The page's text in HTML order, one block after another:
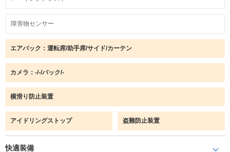
障害物センサー
エアバック：運転席/助手席/サイド/カーテン
カメラ：-/-/バック/-
横滑り防止装置
アイドリングストップ 盗難防止装置
快適装備